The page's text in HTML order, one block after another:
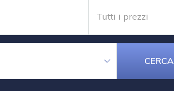
Tutti i prezzi
CERCA